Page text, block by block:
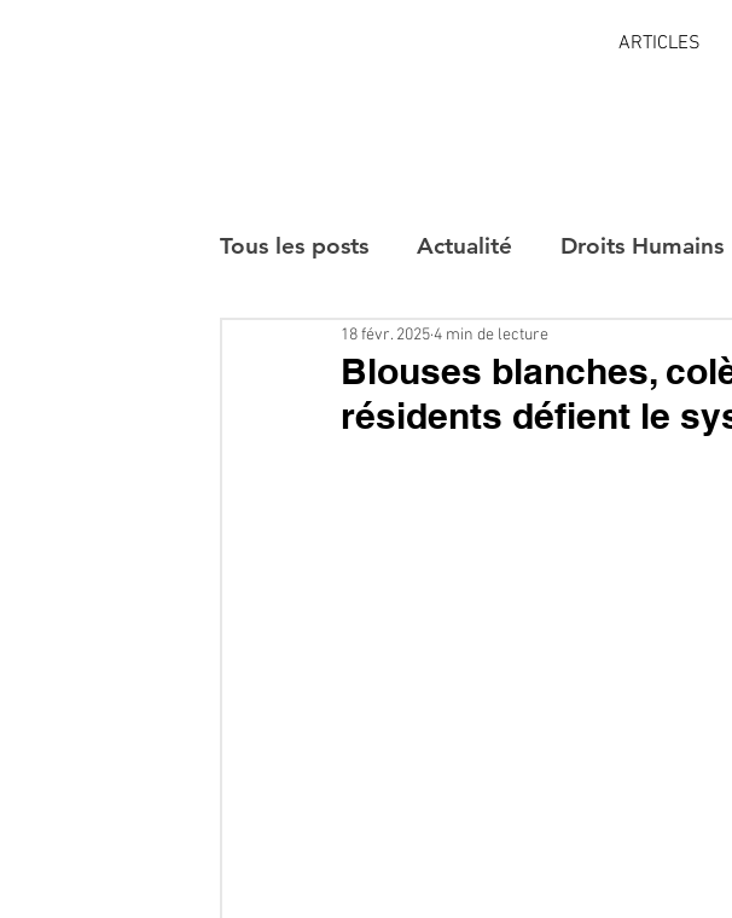
ARTICLES
Tous les posts Actualité Droits Humains
Interviews
Blouses blanches,
résidents défient le
18 févr. 20254 min de lecture